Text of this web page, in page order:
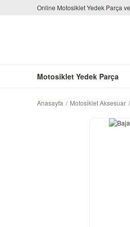
Online Motosiklet Yedek Parça
Motosiklet Yedek Parça
Anasayfa Motosiklet Aksesuar